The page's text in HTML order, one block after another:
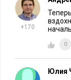
эту сеть
нейрологии
лишнего с
становятся
Ученые до сих
+170
0
Юлия